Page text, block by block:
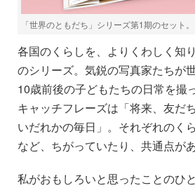
「世界のともだち」シリーズ第1期のセット。
各国のくらしを、よりくわしく知
のシリーズ。気鋭の写真家たちが
10歳前後の子どもたちの日常を撮
キャッチフレーズは「将来、友だ
いだれかの毎日」。それぞれのく
など、ちがっていたり、共通点があ
私がおもしろいと思ったことのひ